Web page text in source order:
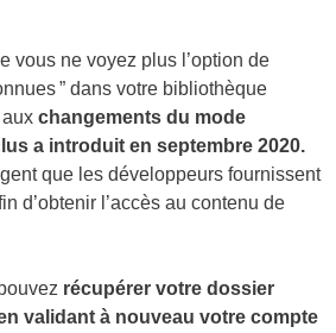
vous ne voyez plus l’option de
” dans votre bibliothèque
auxchangements du mode
a introduit en septembre 2020.
que les développeurs fournissent
d’obtenir l’accès au contenu de
récupérer votre dossier
validant à nouveau votre compte